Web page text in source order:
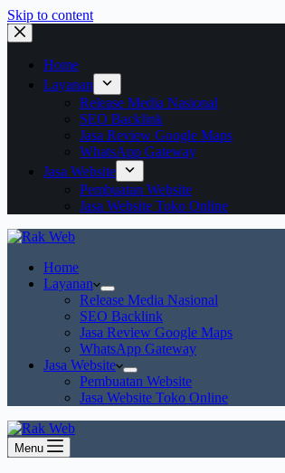
Skip to content
Home
Layanan
Release Media Nasional
SEO Backlink
Jasa Review Google Maps
WhatsApp Gateway
Jasa Website
Pembuatan Website
Jasa Website Toko Online
Home
Layanan
Release Media Nasional
SEO Backlink
Jasa Review Google Maps
WhatsApp Gateway
Jasa Website
Pembuatan Website
Jasa Website Toko Online
Menu